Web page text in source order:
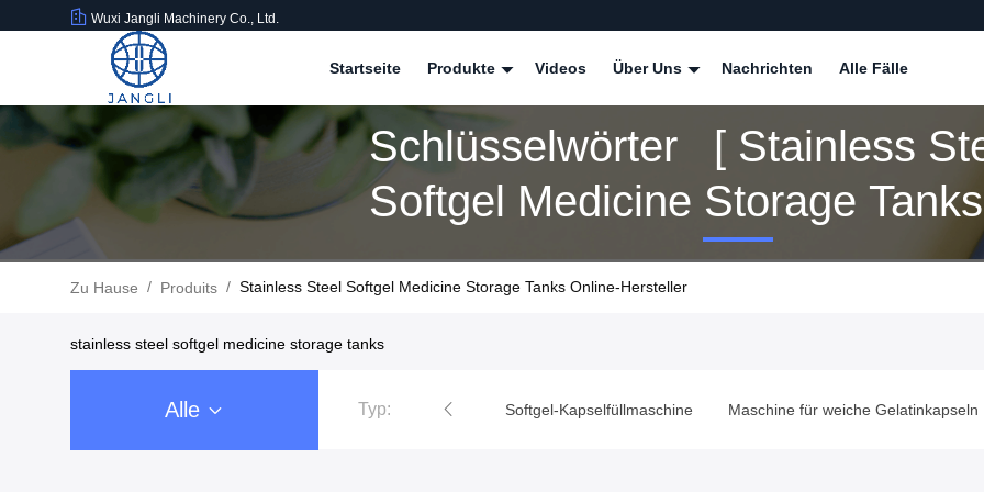
Wuxi Jangli Machinery Co., Ltd.
Startseite Produkte Videos Über Uns Nachrichten Alle Fälle
Schlüsselwörter [ Stainless
Softgel Medicine Storage
Übereinstimmung 15 Produits
Zu Hause / Produits / Stainless Steel Softgel Medicine Storage Tanks Online-Hersteller
stainless steel softgel medicine storage tanks
Alle Typ:
Softgel-Verkapselungs-Maschine Softgel-Kapselfüllmaschine Maschine für weiche Gelatinkapseln Maschine zur